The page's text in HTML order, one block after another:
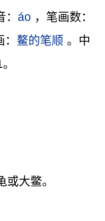
áo ，笔画数：
鳌的笔顺 。中
或大鳖。